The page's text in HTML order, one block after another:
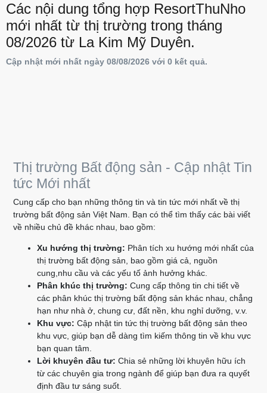
Các nội dung tổng hợp ResortThuNho
mới nhất từ thị trường trong tháng
08/2026 từ La Kim Mỹ Duyên.
Cập nhật mới nhất ngày 08/08/2026 với 0 kết quả.
Thị trường Bất động sản - Cập nhật Tin
tức Mới nhất
Cung cấp cho bạn những thông tin và tin tức mới nhất về thị
trường bất động sản Việt Nam. Bạn có thể tìm thấy các bài viết
về nhiều chủ đề khác nhau, bao gồm:
Xu hướng thị trường: Phân tích xu hướng mới nhất của
thị trường bất động sản, bao gồm giá cả, nguồn
cung,nhu cầu và các yếu tố ảnh hưởng khác.
Phân khúc thị trường: Cung cấp thông tin chi tiết về
các phân khúc thị trường bất động sản khác nhau, chẳng
hạn như nhà ở, chung cư, đất nền, khu nghỉ dưỡng, v.v.
Khu vực: Cập nhật tin tức thị trường bất động sản theo
khu vực, giúp bạn dễ dàng tìm kiếm thông tin về khu vực
bạn quan tâm.
Lời khuyên đầu tư: Chia sẻ những lời khuyên hữu ích
từ các chuyên gia trong ngành để giúp bạn đưa ra quyết
định đầu tư sáng suốt.